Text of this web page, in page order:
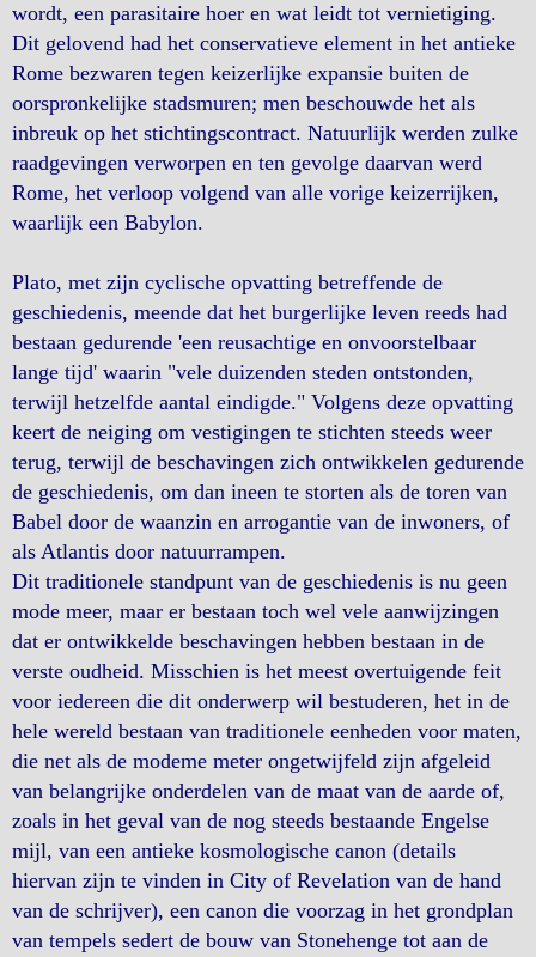
wordt, een parasitaire hoer en wat leidt tot vernietiging.
Dit gelovend had het conservatieve element in het antieke
Rome bezwaren tegen keizerlijke expansie buiten de
oorspronkelijke stadsmuren; men beschouwde het als
inbreuk op het stichtingscontract. Natuurlijk werden zulke
raadgevingen verworpen en ten gevolge daarvan werd
Rome, het verloop volgend van alle vorige keizerrijken,
waarlijk een Babylon.
Plato, met zijn cyclische opvatting betreffende de
geschiedenis, meende dat het burgerlijke leven reeds had
bestaan gedurende 'een reusachtige en onvoorstelbaar
lange tijd' waarin "vele duizenden steden ontstonden,
terwijl hetzelfde aantal eindigde." Volgens deze opvatting
keert de neiging om vestigingen te stichten steeds weer
terug, terwijl de beschavingen zich ontwikkelen gedurende
de geschiedenis, om dan ineen te storten als de toren van
Babel door de waanzin en arrogantie van de inwoners, of
als Atlantis door natuurrampen.
Dit traditionele standpunt van de geschiedenis is nu geen
mode meer, maar er bestaan toch wel vele aanwijzingen
dat er ontwikkelde beschavingen hebben bestaan in de
verste oudheid. Misschien is het meest overtuigende feit
voor iedereen die dit onderwerp wil bestuderen, het in de
hele wereld bestaan van traditionele eenheden voor maten,
die net als de modeme meter ongetwijfeld zijn afgeleid
van belangrijke onderdelen van de maat van de aarde of,
zoals in het geval van de nog steeds bestaande Engelse
mijl, van een antieke kosmologische canon (details
hiervan zijn te vinden in City of Revelation van de hand
van de schrijver), een canon die voorzag in het grondplan
van tempels sedert de bouw van Stonehenge tot aan de